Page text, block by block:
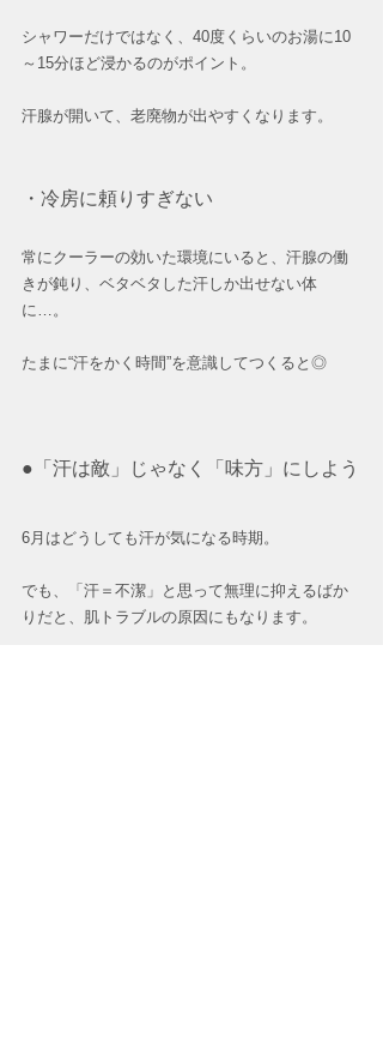
シャワーだけではなく、40度くらいのお湯に10
～15分ほど浸かるのがポイント。
汗腺が開いて、老廃物が出やすくなります。
・冷房に頼りすぎない
常にクーラーの効いた環境にいると、汗腺の働
きが鈍り、ベタベタした汗しか出せない体
に…。
たまに“汗をかく時間”を意識してつくると◎
●「汗は敵」じゃなく「味方」にしよう
6月はどうしても汗が気になる時期。
でも、「汗＝不潔」と思って無理に抑えるばか
りだと、肌トラブルの原因にもなります。